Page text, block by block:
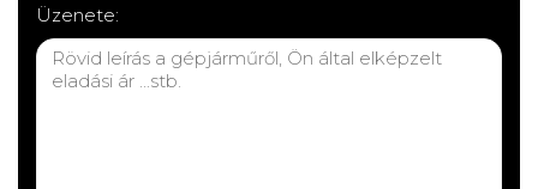
Üzenete: